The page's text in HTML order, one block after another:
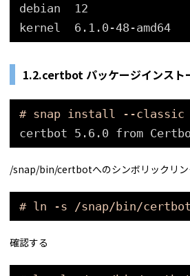
debian  12
kernel  6.1.0-48-amd64
1.2.certbot パッケージインスト
# snap install --classic
certbot 5.6.0 from
/snap/bin/certbotへのシンボリックリン
# ln -s /snap/bin/
確認する